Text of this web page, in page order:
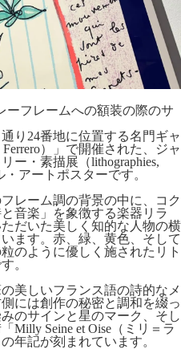
ーフレームへの額装の際のサ
り24番地に位置する名門ギャ
）」で開催された、ジャ
ー・素描展（lithographies,
・アートポスターです。
レーム調の背景の中に、コク
音楽」を象徴する楽器リラ
だいた美しく知的な人物の横
ます。赤、緑、黄色、そして
のように優しく施されたリト
。
美しいフランス語の詩的なメ
には創作の秘密と調和を綴っ
のサインと星のマーク、そし
Milly Seine et Oise（ミリ＝ラ
年記が刻まれています。